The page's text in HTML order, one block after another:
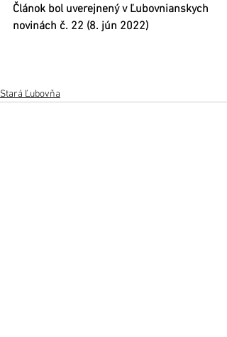
Článok bol uverejnený v Ľubovnianskych
novinách č. 22 (8. jún 2022)
Stará Ľubovňa